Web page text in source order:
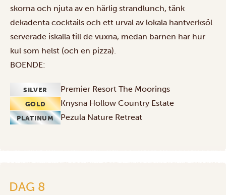
skorna och njuta av en härlig strandlunch, tänk
dekadenta cocktails och ett urval av lokala hantverksöl
serverade iskalla till de vuxna, medan barnen har hur
kul som helst (och en pizza).
BOENDE:
SILVER Premier Resort The Moorings
GOLD Knysna Hollow Country Estate
PLATINUM Pezula Nature Retreat
DAG 8